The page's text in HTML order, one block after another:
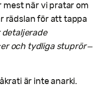
mest när vi pratar om
rädslan för att tappa
detaljerade
och tydliga stuprör –
är inte anarki.